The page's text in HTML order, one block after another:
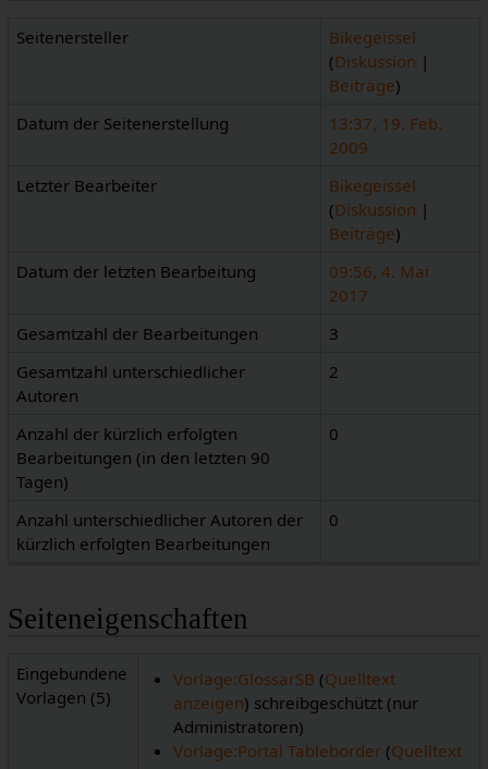
Seitenersteller
Bikegeissel
(Diskussion |
Beiträge)
Datum der Seitenerstellung
13:37, 19. Feb.
2009
Letzter Bearbeiter
Bikegeissel
(Diskussion |
Beiträge)
Datum der letzten Bearbeitung
09:56, 4. Mai
2017
Gesamtzahl der Bearbeitungen
3
Gesamtzahl unterschiedlicher
Autoren
2
Anzahl der kürzlich erfolgten
Bearbeitungen (in den letzten 90
Tagen)
0
Anzahl unterschiedlicher Autoren der
kürzlich erfolgten Bearbeitungen
0
Seiteneigenschaften
Eingebundene
Vorlagen (5)
Vorlage:GlossarSB (Quelltext
anzeigen) schreibgeschützt (nur
Administratoren)
Vorlage:Portal Tableborder(Quelltext